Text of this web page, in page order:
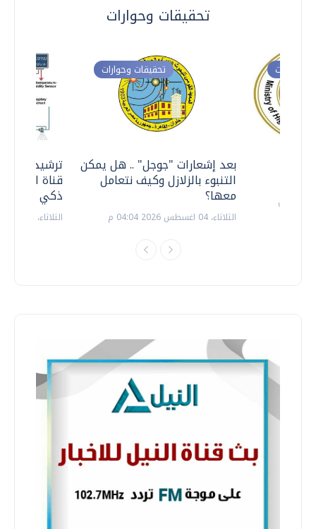
تحقيقات وحوارات
ترشيدا
قناة
ذكي
الثلاثاء، 14 يوليو 2026 06:11 م
تحقيقات وحوارات
بعد إشعارات "جوجل" .. هل يمكن
التنبوء بالزلازل وكيف نتعامل
معها؟
الثلاثاء، 04 اغسطس 2026 04:04 م
وحوارات